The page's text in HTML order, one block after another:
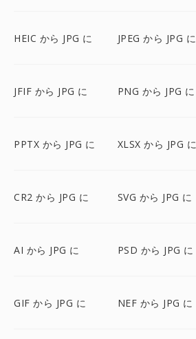
HEIC から JPG に JPEG から JPG に
JFIF から JPG に PNG から JPG に
PPTX から JPG に XLSX から JPG に
CR2 から JPG に SVG から JPG に
AI から JPG に PSD から JPG に
GIF から JPG に NEF から JPG に